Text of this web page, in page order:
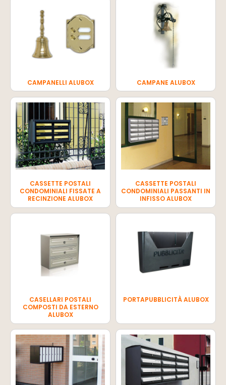
CAMPANELLI ALUBOX CAMPANE ALUBOX
CASSETTE POSTALI
CONDOMINIALI FISSATE A
RECINZIONE ALUBOX
CASSETTE POSTALI
CONDOMINIALI PASSANTI IN
INFISSO ALUBOX
CASELLARI POSTALI
COMPOSTI DA ESTERNO
ALUBOX
PORTAPUBBLICITÀ ALUBOX